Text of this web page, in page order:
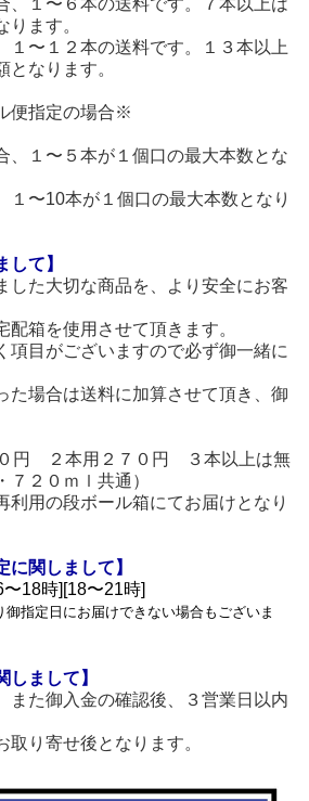
ります。
１〜１２本の送料です。１３本以上
となります。
便指定の場合※
、１〜５本が１個口の最大本数とな
１〜10本が１個口の最大本数となり
して】
した大切な商品を、より安全にお客
箱を使用させて頂きます。
項目がございますので必ず御一緒に
た場合は送料に加算させて頂き、御
円 ２本用２７０円 ３本以上は無
２０ｍｌ共通）
用の段ボール箱にてお届けとなり
に関しまして】
18時][18〜21時]
指定日にお届けできない場合もございま
しまして】
また御入金の確認後、３営業日以内
り寄せ後となります。